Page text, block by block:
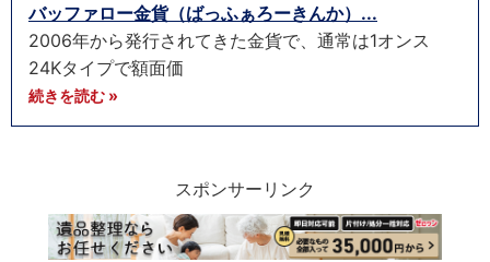
バッファロー金貨（ばっふぁろーきんか）...
2006年から発行されてきた金貨で、通常は1オンス
24Kタイプで額面価
続きを読む »
スポンサーリンク